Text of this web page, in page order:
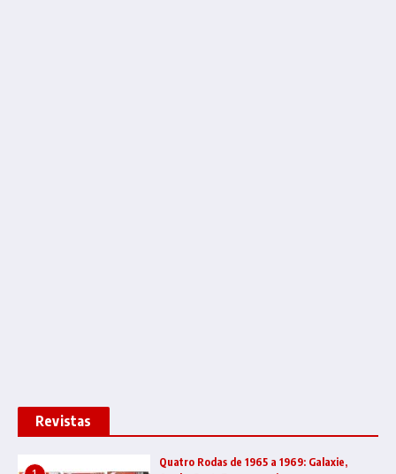
Revistas
Quatro Rodas de 1965 a 1969: Galaxie,